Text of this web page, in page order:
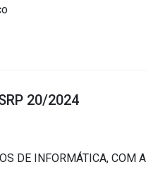
20/2024
DE INFORMÁTICA, COM A